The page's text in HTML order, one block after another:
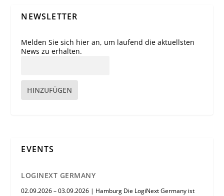
NEWSLETTER
Melden Sie sich hier an, um laufend die aktuellsten
News zu erhalten.
HINZUFÜGEN
EVENTS
LOGINEXT GERMANY
02.09.2026 – 03.09.2026 | Hamburg Die LogiNext Germany ist